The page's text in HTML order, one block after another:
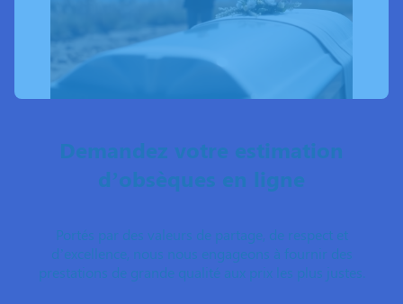
Demandez votre estimation
d’obsèques en ligne
Portés par des valeurs de partage, de respect et
d’excellence, nous nous engageons à fournir des
prestations de grande qualité aux prix les plus justes.